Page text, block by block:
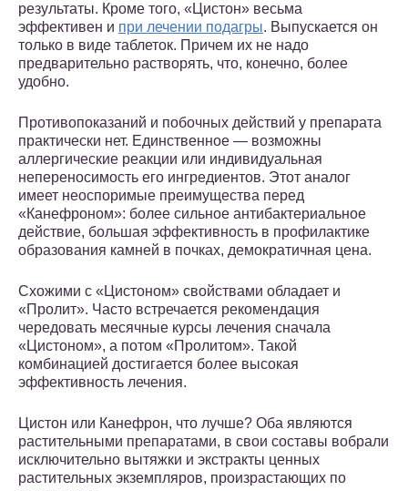
результаты. Кроме того, «Цистон» весьма
эффективен и при лечении подагры. Выпускается он
только в виде таблеток. Причем их не надо
предварительно растворять, что, конечно, более
удобно.
Противопоказаний и побочных действий у препарата
практически нет. Единственное — возможны
аллергические реакции или индивидуальная
непереносимость его ингредиентов. Этот аналог
имеет неоспоримые преимущества перед
«Канефроном»: более сильное антибактериальное
действие, большая эффективность в профилактике
образования камней в почках, демократичная цена.
Схожими с «Цистоном» свойствами обладает и
«Пролит». Часто встречается рекомендация
чередовать месячные курсы лечения сначала
«Цистоном», а потом «Пролитом». Такой
комбинацией достигается более высокая
эффективность лечения.
Цистон или Канефрон, что лучше? Оба являются
растительными препаратами, в свои составы вобрали
исключительно вытяжки и экстракты ценных
растительных экземпляров, произрастающих по